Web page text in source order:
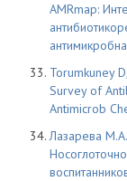
AMRmap:
Torumkuney
Survey of
Antimicrob
Лазарева